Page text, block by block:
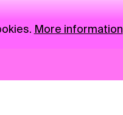
More information